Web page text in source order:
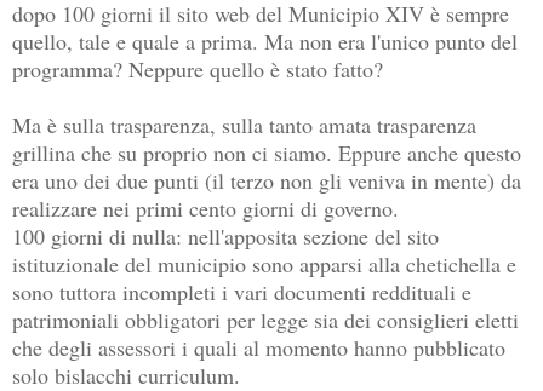
dopo 100 giorni il sito web del Municipio XIV è sempre
quello, tale e quale a prima. Ma non era l'unico punto del
programma? Neppure quello è stato fatto?
Ma è sulla trasparenza, sulla tanto amata trasparenza
grillina che su proprio non ci siamo. Eppure anche questo
era uno dei due punti (il terzo non gli veniva in mente) da
realizzare nei primi cento giorni di governo.
100 giorni di nulla: nell'apposita sezione del sito
istituzionale del municipio sono apparsi alla chetichella e
sono tuttora incompleti i vari documenti reddituali e
patrimoniali obbligatori per legge sia dei consiglieri eletti
che degli assessori i quali al momento hanno pubblicato
solo bislacchi curriculum.